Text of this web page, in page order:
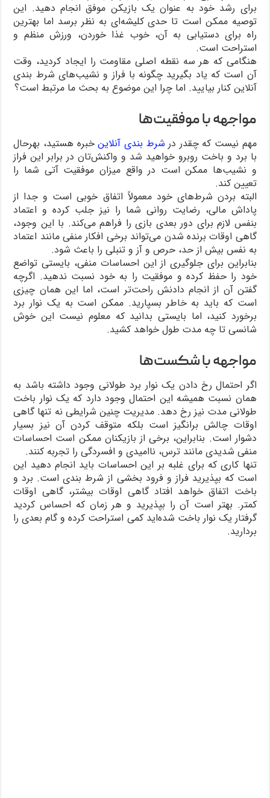
برای رشد خود به عنوان یک بازیکن موفق انجام دهید. این
توصیه ممکن است تا حدی کلیشه‌ای به نظر برسد اما بهترین
راه برای دستیابی به آن، خوب غذا خوردن، ورزش منظم و
استراحت است.
هنگامی‌ که هر سه نقطه اصلی مقاومت را ایجاد کردید، وقت
آن است که یاد بگیرید چگونه با فراز و نشیب‌های شرط ‌بندی
آنلاین کنار بیایید. اما چرا این موضوع به بحث ما مرتبط است؟
مواجهه با موفقیت‌ها
مهم نیست که چقدر در شرط ‌بندی آنلاینخبره هستید، بهرحال
با برد و باخت روبرو خواهید شد و واکنش‌تان در برابر این فراز
و نشیب‌ها ممکن است در واقع میزان موفقیت آتی شما را
تعیین کند.
البته بردن شرط‌های خود معمولاً اتفاق خوبی است و جدا از
پاداش مالی، رضایت روانی شما را نیز جلب کرده و اعتماد
بنفس لازم برای دور بعدی بازی را فراهم می‌کند. با این وجود،
گاهی اوقات برنده شدن می‌تواند برخی افکار منفی مانند اعتماد
به نفس بیش از حد، حرص و آز و تنبلی را باعث شود.
بنابراین برای جلوگیری از این احساسات منفی، بایستی تواضع
خود را حفظ کرده و موفقیت را به خود نسبت ندهید. اگرچه
گفتن آن از انجام دادنش راحت‌تر است، اما این همان چیزی
است که باید به خاطر بسپارید. ممکن است به یک نوار برد
برخورد کنید، اما بایستی بدانید که معلوم نیست این خوش
شانسی تا چه مدت طول خواهد کشید.
مواجهه با شکست‌ها
اگر احتمال رخ دادن یک نوار برد طولانی وجود داشته باشد به
همان نسبت همیشه این احتمال وجود دارد که یک نوار باخت
طولانی مدت نیز رخ دهد. مدیریت چنین شرایطی نه تنها گاهی
اوقات چالش برانگیز است بلکه متوقف کردن آن نیز بسیار
دشوار است. بنابراین، برخی از بازیکنان ممکن است احساسات
منفی شدیدی مانند ترس، ناامیدی و افسردگی را تجربه کنند.
تنها کاری که برای غلبه بر این احساسات باید انجام دهید این
است که بپذیرید فراز و فرود بخشی از شرط‌ بندی است. برد و
باخت اتفاق خواهد افتاد گاهی اوقات بیشتر، گاهی اوقات
کمتر. بهتر است آن را بپذیرید و هر زمان که احساس کردید
گرفتار یک نوار باخت شده‌اید کمی‌ استراحت کرده و گام بعدی را
بردارید.